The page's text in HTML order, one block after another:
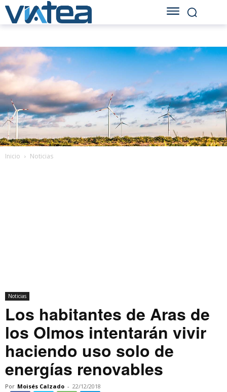
Inicio Noticias
Noticias
Los habitantes de Aras de
los Olmos intentarán vivir
haciendo uso solo de
energías renovables
Por Moisés Calzado - 22/12/2018